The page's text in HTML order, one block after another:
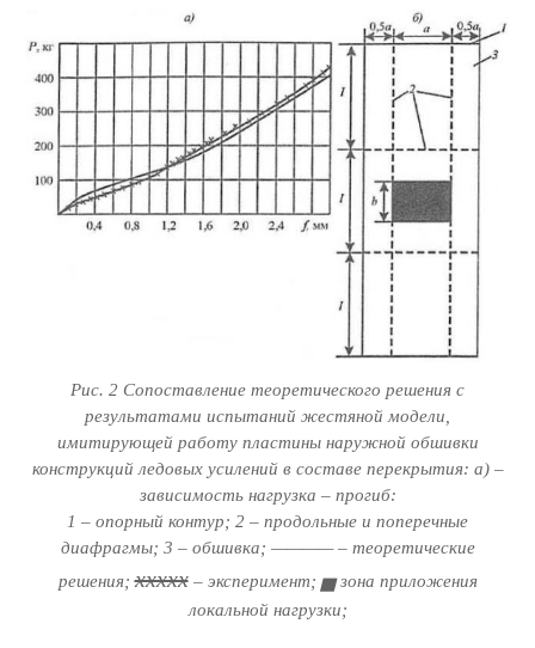
Рис. 2 Сопоставление теоретического решения с
результатами испытаний жестяной модели,
имитирующей работу пластины наружной обшивки
конструкций ледовых усилений в составе перекрытия: а) –
зависимость нагрузка – прогиб:
1 – опорный контур; 2 – продольные и поперечные
диафрагмы; 3 – обшивка; ———— – теоретические
решения;ххххх– эксперимент; ▅ зона приложения
локальной нагрузки;